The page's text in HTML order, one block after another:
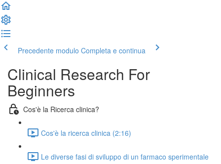
Precedente modulo Completa e continua
Clinical Research For
Beginners
Cos'è la Ricerca clinica?
Cos'è la ricerca clinica (2:16)
Le diverse fasi di sviluppo di un farmaco sperimentale